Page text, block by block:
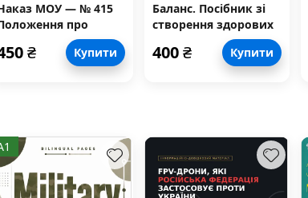
МОУ — № 415
про
корабельну службу у
ЗСУ
₴ Купити
Баланс. Посібник зі
створення здорових
400₴ Купити